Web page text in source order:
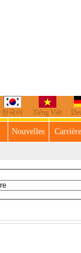
한국어 Tiếng Việt
Nouvelles